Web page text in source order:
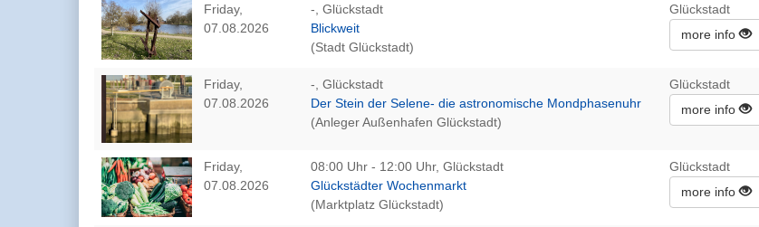
Friday,
07.08.2026
-, Glückstadt
Blickweit
(Stadt Glückstadt)
Glückstadt
more info
Friday,
07.08.2026
-, Glückstadt
Der Stein der Selene- die astronomische Mondphasenuhr
(Anleger Außenhafen Glückstadt)
Glückstadt
more info
Friday,
07.08.2026
08:00 Uhr - 12:00 Uhr, Glückstadt
Glückstädter Wochenmarkt
(Marktplatz Glückstadt)
Glückstadt
more info